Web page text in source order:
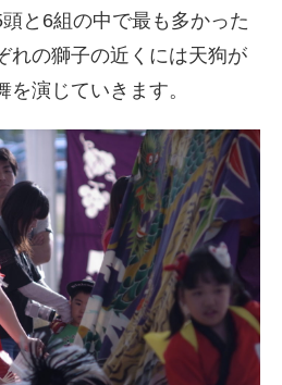
と6組の中で最も多かった
れの獅子の近くには天狗が
演じていきます。